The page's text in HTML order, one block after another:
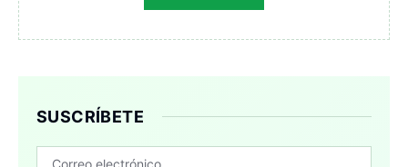
SUSCRÍBETE